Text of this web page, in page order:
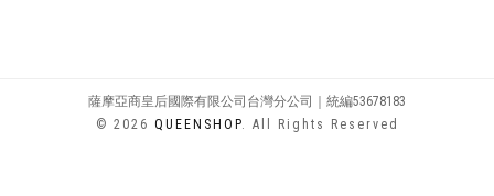
薩摩亞商皇后國際有限公司台灣分公司｜統編53678183
© 2026 QUEENSHOP. All Rights Reserved